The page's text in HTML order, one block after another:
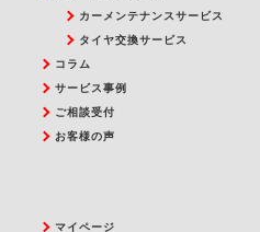
カーメンテナンスサービス
タイヤ交換サービス
コラム
サービス事例
ご相談受付
お客様の声
マイページ